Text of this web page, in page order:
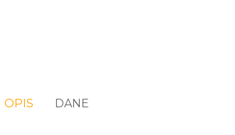
OPIS DANE